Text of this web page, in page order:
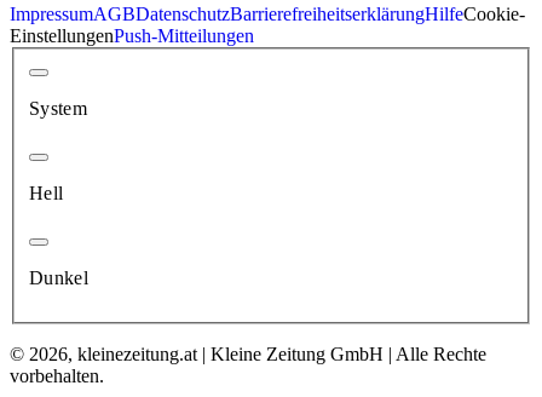
ImpressumAGBDatenschutzBarrierefreiheitserklärungHilfeCookie-
EinstellungenPush-Mitteilungen
System
Hell
Dunkel
© 2026, kleinezeitung.at | Kleine Zeitung GmbH | Alle Rechte
vorbehalten.